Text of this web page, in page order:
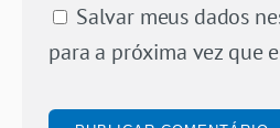
Salvar meus dados
para a próxima vez que